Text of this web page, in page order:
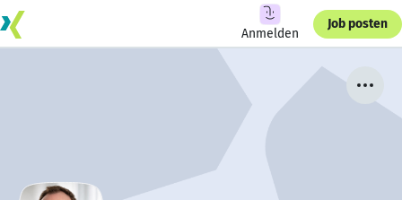
Anmelden
Job posten